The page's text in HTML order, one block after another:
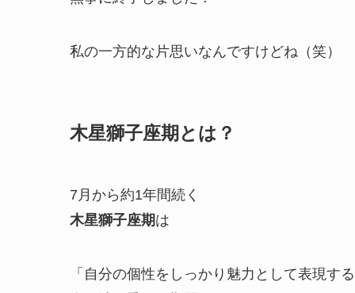
私の一方的な片思いなんですけどね（笑）
木星獅子座期とは？
7月から約1年間続く
木星獅子座期は
「自分の個性をしっかり魅力として表現す